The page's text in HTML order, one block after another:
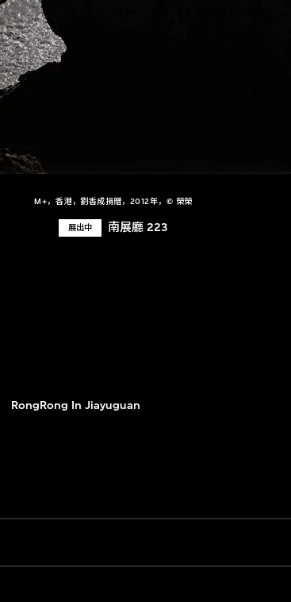
M+，香港，劉香成捐贈，2012年，© 榮榮
展出中 南展廳 223
RongRong In Jiayuguan